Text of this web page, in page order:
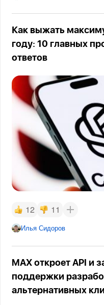
Как выжать
году: 10 главных
ответов
12 11
Илья Сидоров
MAX откроет API и
поддержки
альтернативных